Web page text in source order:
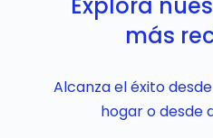
más
Alcanza el éxito
hogar o desde